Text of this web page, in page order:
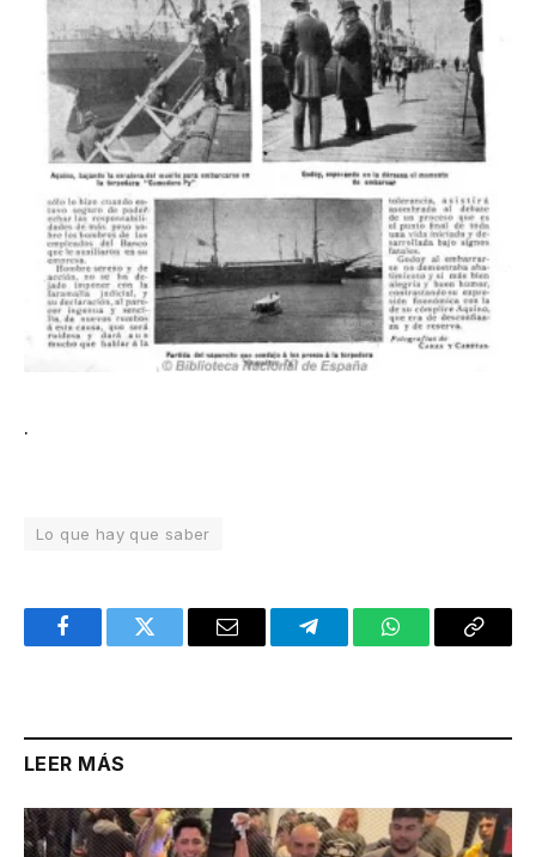
.
Lo que hay que saber
FacebookTwitter Email TelegramWhatsAppCopy
LEER MÁS